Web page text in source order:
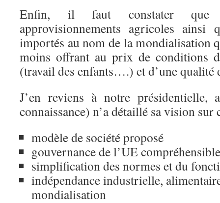
Enfin, il faut constater que
approvisionnements agricoles ainsi
importés au nom de la mondialisation
moins offrant au prix de conditions
(travail des enfants….) et d’une qualité
J’en reviens à notre présidentielle,
connaissance) n’a détaillé sa vision
modèle de société proposé
gouvernance de l’UE
simplification des normes et du
indépendance industrielle,
mondialisation